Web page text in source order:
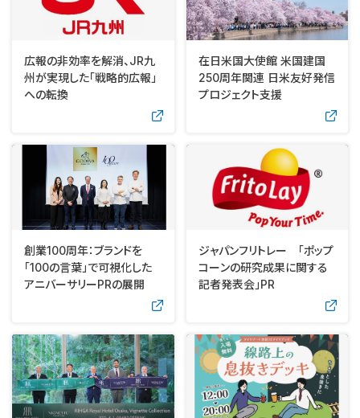
広報の非効率を解消、JR九
州が実現した「戦略的広報」
への転換
在日米国大使館 米国建国
250周年関連 日米友好発信
プロジェクト支援
創業100周年：ブランドを
「100の言葉」で可視化した
アニバーサリーPRの展開
ジャパンフリトレー 「ポップ
コーンの研究成果に関する
記者発表会」PR